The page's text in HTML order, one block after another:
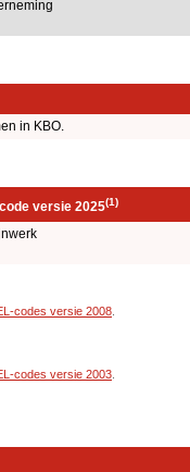
in KBO.
versie 2025(1)
codes versie 2008
codes versie 2003